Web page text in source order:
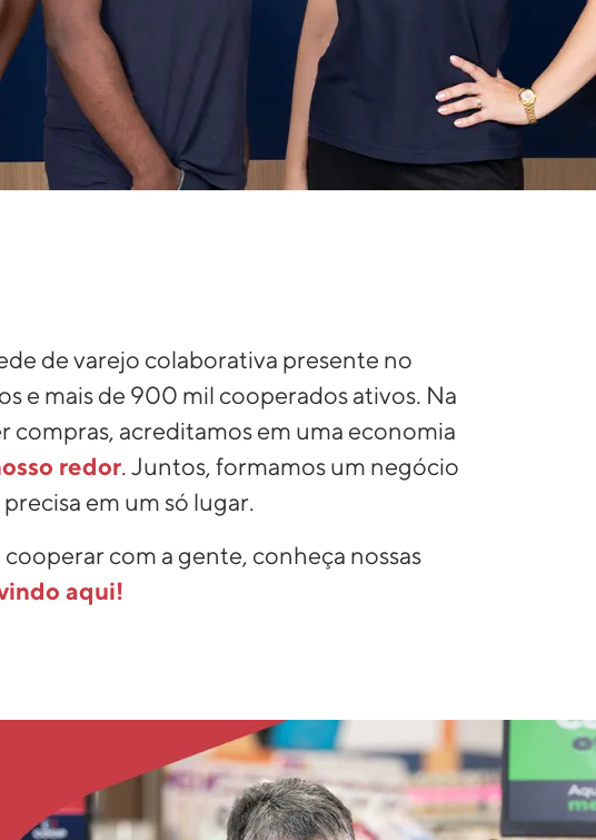
de varejo colaborativa presente no
e mais de 900 mil cooperados ativos. Na
compras, acreditamos em uma economia
redor. Juntos, formamos um negócio
em um só lugar.
com a gente, conheça nossas
aqui!